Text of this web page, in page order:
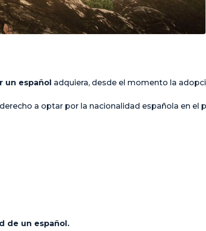
un español adquiera, desde el momento la
a optar por la nacionalidad española en el
de un español.